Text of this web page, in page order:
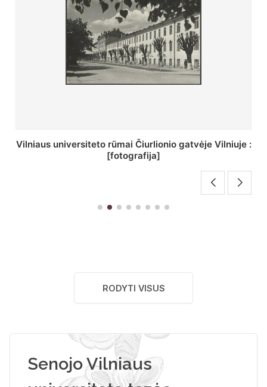
St. Batoro universiteto J. Pilsudskio kolegija :
[fotografija]
RODYTI VISUS
Senojo Vilniaus